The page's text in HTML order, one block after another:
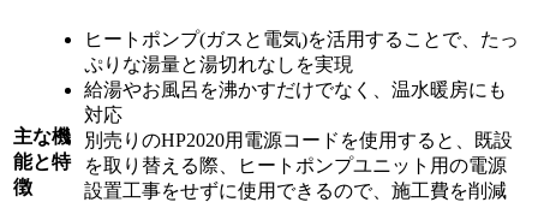
主な機
能と特
徴
ヒートポンプ(ガスと電気)を活用することで、たっ
ぷりな湯量と湯切れなしを実現
給湯やお風呂を沸かすだけでなく、温水暖房にも
対応
別売りのHP2020用電源コードを使用すると、既設
を取り替える際、ヒートポンプユニット用の電源
設置工事をせずに使用できるので、施工費を削減